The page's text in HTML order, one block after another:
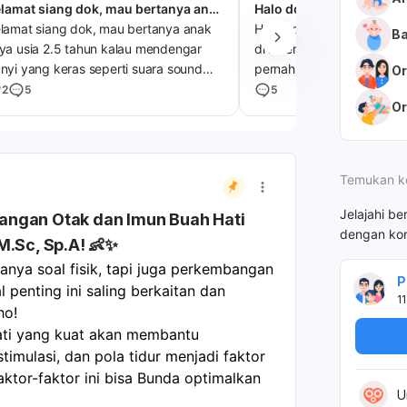
Selamat siang dok, mau bertanya anak saya usia 2.5 tahun
siang dok, mau bertanya anak
usia 2.5 tahun kalau mendengar
yang keras seperti suara sound
gerenda las anak saya kok
di sebut dengan autis ya dok ?
2 5
Halo dok , anak saya ada
di leher dari sejak bayi .
pernah membesar dan
tahun tapi begitu terus.
5
Otak dan Imun Buah Hati
Sp.A! 👶✨
soal fisik, tapi juga perkembangan
penting ini saling berkaitan dan
yang kuat akan membantu
dan pola tidur menjadi faktor
faktor ini bisa Bunda optimalkan
Temukan
Jelajahi
dengan
11